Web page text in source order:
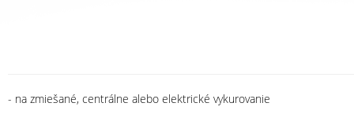
- na zmiešané, centrálne alebo elektrické vykurovanie